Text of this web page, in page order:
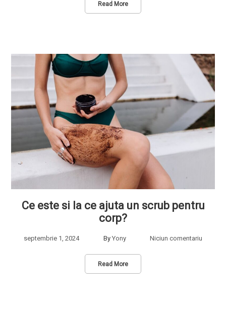
Read More
Ce este si la ce ajuta un scrub pentru
corp?
septembrie 1, 2024 By Yony Niciun comentariu
Read More